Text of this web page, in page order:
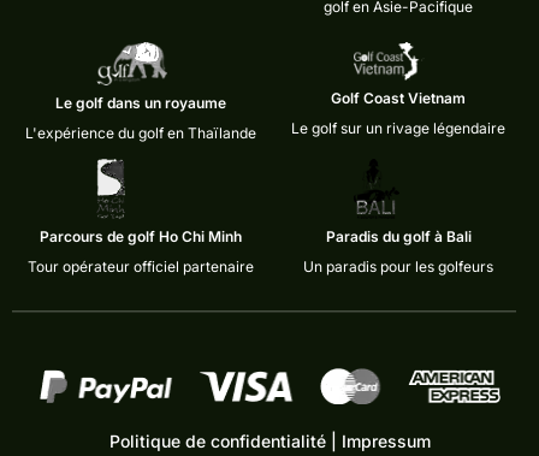
golf en Asie-Pacifique
Le golf dans un royaume
L'expérience du golf en Thaïlande
Golf Coast Vietnam
Le golf sur un rivage légendaire
Parcours de golf Ho Chi Minh
Tour opérateur officiel partenaire
Paradis du golf à Bali
Un paradis pour les golfeurs
Politique de confidentialité| Impressum